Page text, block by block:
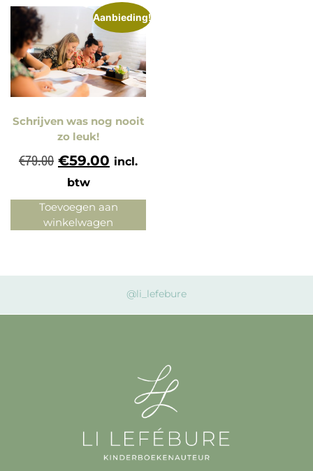
Aanbieding!
Schrijven was nog nooit
zo leuk!
€79.00 €59.00 incl.
btw
Toevoegen aan
winkelwagen
@li_lefebure